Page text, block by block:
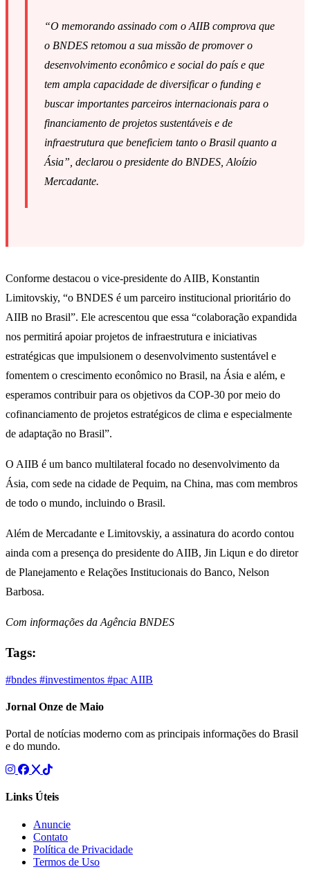
“O memorando assinado com o AIIB comprova que
o BNDES retomou a sua missão de promover o
desenvolvimento econômico e social do país e que
tem ampla capacidade de diversificar o funding e
buscar importantes parceiros internacionais para o
financiamento de projetos sustentáveis e de
infraestrutura que beneficiem tanto o Brasil quanto a
Ásia”, declarou o presidente do BNDES, Aloízio
Mercadante.
Conforme destacou o vice-presidente do AIIB, Konstantin
Limitovskiy, “o BNDES é um parceiro institucional prioritário do
AIIB no Brasil”. Ele acrescentou que essa “colaboração expandida
nos permitirá apoiar projetos de infraestrutura e iniciativas
estratégicas que impulsionem o desenvolvimento sustentável e
fomentem o crescimento econômico no Brasil, na Ásia e além, e
esperamos contribuir para os objetivos da COP-30 por meio do
cofinanciamento de projetos estratégicos de clima e especialmente
de adaptação no Brasil”.
O AIIB é um banco multilateral focado no desenvolvimento da
Ásia, com sede na cidade de Pequim, na China, mas com membros
de todo o mundo, incluindo o Brasil.
Além de Mercadante e Limitovskiy, a assinatura do acordo contou
ainda com a presença do presidente do AIIB, Jin Liqun e do diretor
de Planejamento e Relações Institucionais do Banco, Nelson
Barbosa.
Com informações da Agência BNDES
Tags:
#bndes #investimentos #pac AIIB
Jornal Onze de Maio
Portal de notícias moderno com as principais informações do Brasil
e do mundo.
Links Úteis
Anuncie
Contato
Política de Privacidade
Termos de Uso